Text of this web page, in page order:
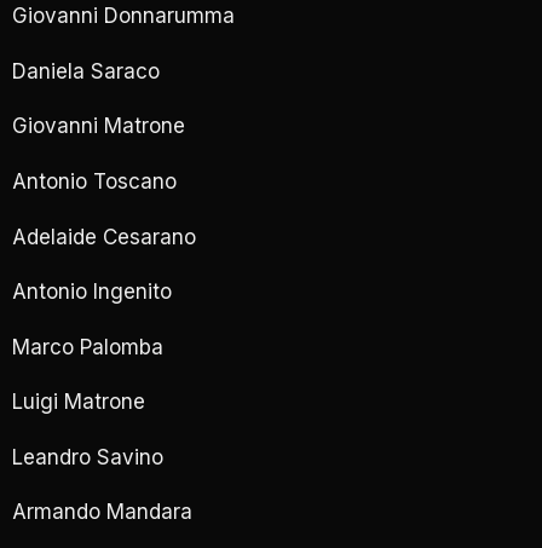
Giovanni Donnarumma
Daniela Saraco
Giovanni Matrone
Antonio Toscano
Adelaide Cesarano
Antonio Ingenito
Marco Palomba
Luigi Matrone
Leandro Savino
Armando Mandara